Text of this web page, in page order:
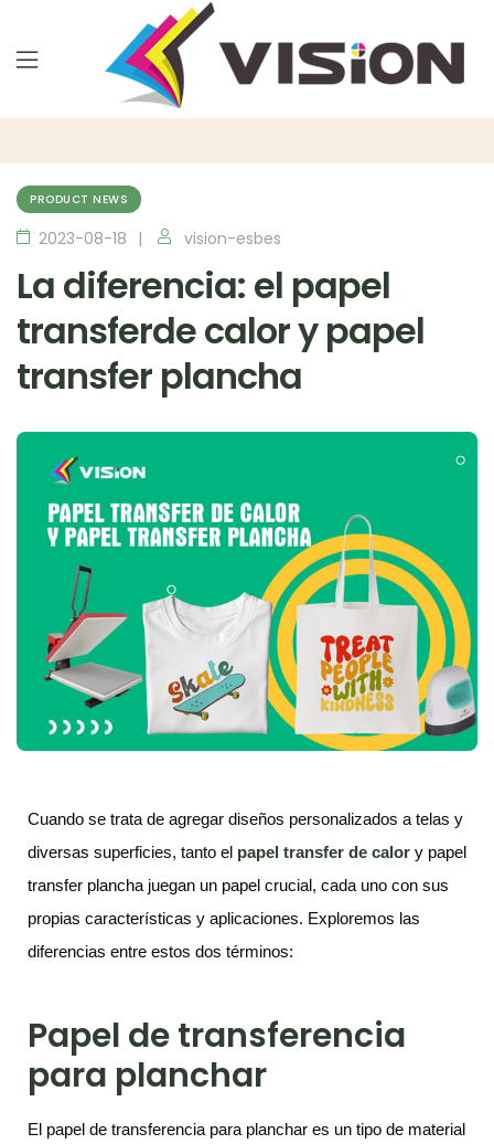
PRODUCT NEWS
2023-08-18 vision-esbes
La diferencia: el papel
transferde calor y papel
transfer plancha
Cuando se trata de agregar diseños personalizados a telas y
diversas superficies, tanto el papel transfer de calor y papel
transfer plancha juegan un papel crucial, cada uno con sus
propias características y aplicaciones. Exploremos las
diferencias entre estos dos términos:
Papel de transferencia
para planchar
El papel de transferencia para planchar es un tipo de material